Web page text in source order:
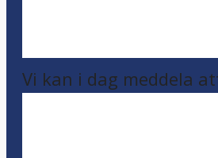
Vi kan i dag meddela